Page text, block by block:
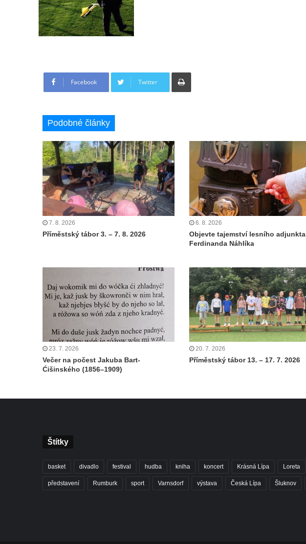
Facebook Twitter
Tisknout
Podobné články
7. 8. 2026
Příměstský tábor 3. – 7. 8. 2026
6. 8. 2026
Objevte tajemství lesního adjunkta
Ferdinanda Náhlíka
23. 7. 2026
Večer na počest Jakuba Bart-
Ćišinského (1856–1909)
20. 7. 2026
Příměstský tábor 13. – 17. 7. 2026
Štítky
basket divadlo festival hudba kniha koncert Krásná Lípa Loreta
představení Rumburk sport Varnsdorf výstava Česká Lípa Šluknov